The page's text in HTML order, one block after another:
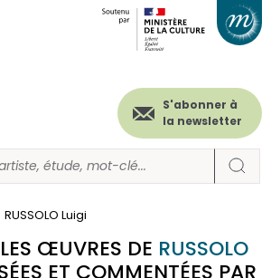
S'abonner à
la newsletter
RUSSOLO Luigi
ŒUVRES DE RUSSOLO
ET COMMENTÉES PAR